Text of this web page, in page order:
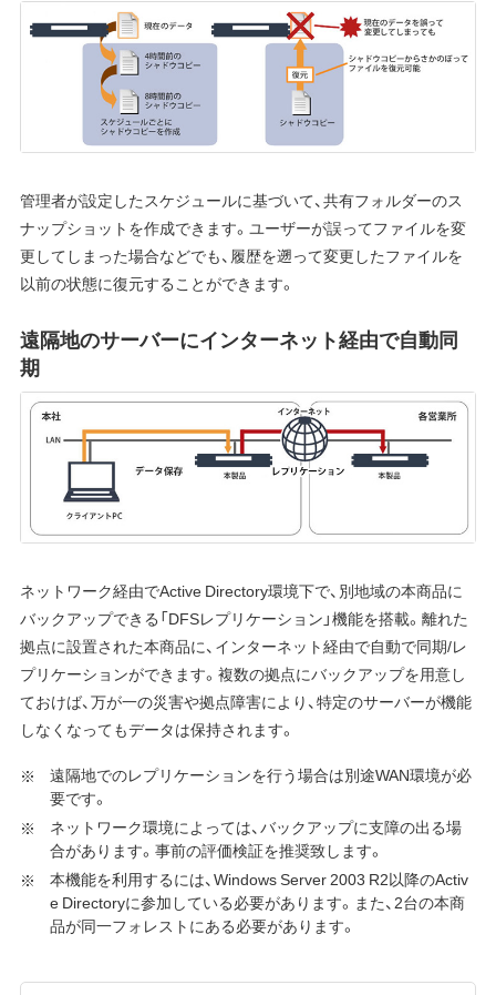
管理者が設定したスケジュールに基づいて、共有フォルダーのス
ナップショットを作成できます。ユーザーが誤ってファイルを変
更してしまった場合などでも、履歴を遡って変更したファイルを
以前の状態に復元することができます。
遠隔地のサーバーにインターネット経由で自動同
期
ネットワーク経由でActive Directory環境下で、別地域の本商品に
バックアップできる「DFSレプリケーション」機能を搭載。離れた
拠点に設置された本商品に、インターネット経由で自動で同期/レ
プリケーションができます。複数の拠点にバックアップを用意し
ておけば、万が一の災害や拠点障害により、特定のサーバーが機能
しなくなってもデータは保持されます。
遠隔地でのレプリケーションを行う場合は別途WAN環境が必
要です。
ネットワーク環境によっては、バックアップに支障の出る場
合があります。事前の評価検証を推奨致します。
本機能を利用するには、Windows Server 2003 R2以降のActiv
e Directoryに参加している必要があります。また、2台の本商
品が同一フォレストにある必要があります。